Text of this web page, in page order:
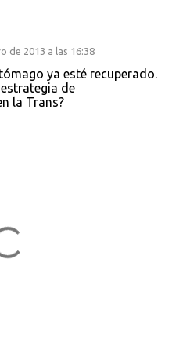
de 2013 a las 16:38
ya esté recuperado.
de
la Trans?